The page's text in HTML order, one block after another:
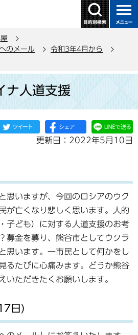
のメール
令和3年4月から
人道支援
更新日：2022年5月10日
思いますが、今回のロシアのウク
が亡くなり悲しく思います。人的
子ども）に対する人道支援のお考
募金を募り、熊谷市としてウクラ
思います。一市民として何かをし
るたびに心痛みます。どうか熊谷
いただきたくお願いします。
日)